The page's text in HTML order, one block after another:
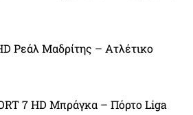
Ρεάλ Μαδρίτης – Ατλέτικο
7 HD Μπράγκα – Πόρτο Liga